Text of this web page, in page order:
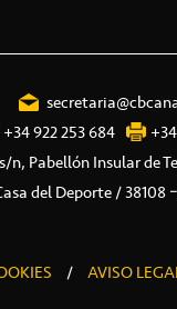
+34 922 253 684
n, Pabellón Insular de
del Deporte / 38108
/ AVISO